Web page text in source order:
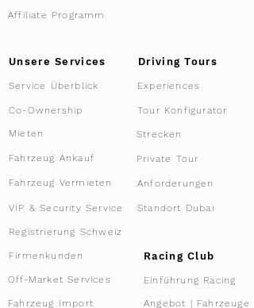
Affiliate Programm
Unsere Services
Service Überblick
Mieten
Co-Ownership
Fahrzeug Ankauf
Fahrzeug Vermieten
VIP & Security Service
Driving Tours
Experiences
Tour Konfigurator
Strecken
Private Tour
Anforderungen
Standort Dubai
Registrierung Schweiz
Firmenkunden
Off-Market Services
Fahrzeug Import
Racing Club
Einführung Racing
Angebot | Fahrzeuge